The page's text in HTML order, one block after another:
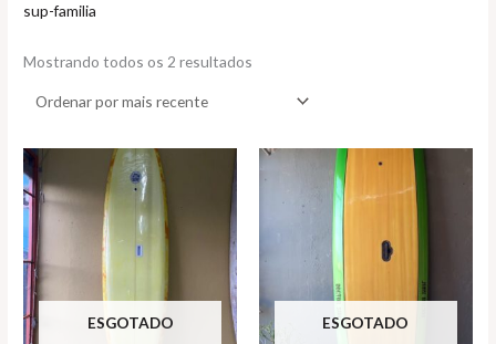
sup-familia
Mostrando todos os 2 resultados
recente
ESGOTADO ESGOTADO